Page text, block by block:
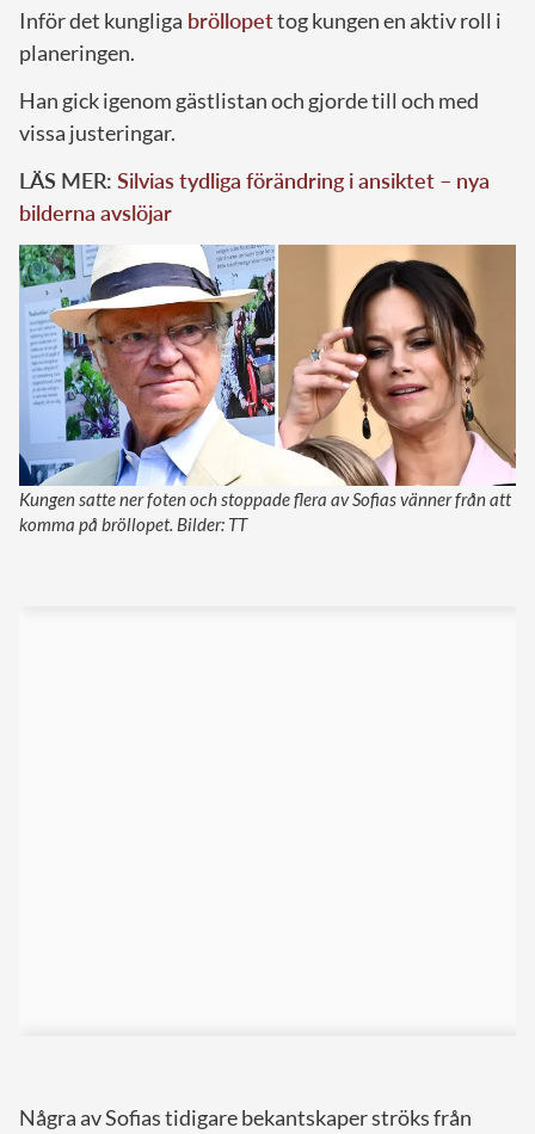
Inför det kungliga bröllopettog kungen en aktiv roll i
planeringen.
Han gick igenom gästlistan och gjorde till och med
vissa justeringar.
LÄS MER: Silvias tydliga förändring i ansiktet – nya
bilderna avslöjar
Kungen satte ner foten och stoppade flera av Sofias vänner från att
komma på bröllopet. Bilder: TT
Några av Sofias tidigare bekantskaper ströks från